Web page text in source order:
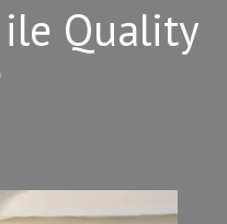
Quality